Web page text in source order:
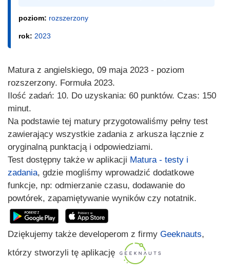
poziom: rozszerzony
rok: 2023
Matura z angielskiego, 09 maja 2023 - poziom
rozszerzony. Formuła 2023.
Ilość zadań: 10. Do uzyskania: 60 punktów. Czas: 150
minut.
Na podstawie tej matury przygotowaliśmy pełny test
zawierający wszystkie zadania z arkusza łącznie z
oryginalną punktacją i odpowiedziami.
Test dostępny także w aplikacji Matura - testy i
zadania, gdzie mogliśmy wprowadzić dodatkowe
funkcje, np: odmierzanie czasu, dodawanie do
powtórek, zapamiętywanie wyników czy notatnik.
Dziękujemy także developerom z firmy Geeknauts,
którzy stworzyli tę aplikację